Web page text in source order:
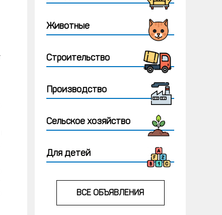
Животные
Строительство
Производство
Сельское хозяйство
Для детей
ВСЕ ОБЪЯВЛЕНИЯ